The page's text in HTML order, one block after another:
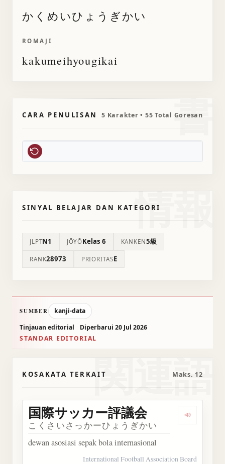
かくめいひょうぎかい
ROMAJI
kakumeihyougikai
書
CARA PENULISAN 5 Karakter • 55 Total Goresan
情報
SINYAL BELAJAR DAN KATEGORI
JLPTN1 JŌYŌKelas 6 KANKEN5級
RANK28973 PRIORITASE
SUMBER
kanji-data
Tinjauan editorial
Diperbarui 20 Jul 2026
STANDAR EDITORIAL
関連語
KOSAKATA TERKAIT Maks. 12
国際サッカー評議会
こくさいさっかーひょうぎかい
dewan asosiasi sepak bola internasional
International Football Association Board